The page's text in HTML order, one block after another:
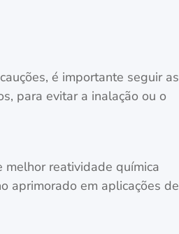
é importante seguir as
para evitar a inalação ou o
reatividade química
aprimorado em aplicações de